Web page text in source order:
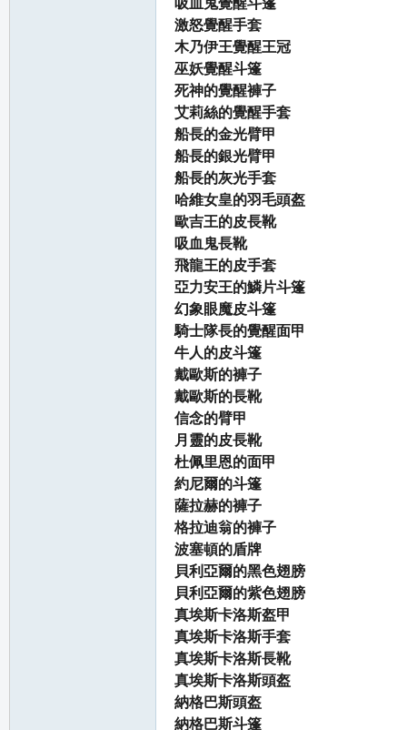
吸血鬼覺醒斗篷
激怒覺醒手套
木乃伊王覺醒王冠
巫妖覺醒斗篷
死神的覺醒褲子
艾莉絲的覺醒手套
船長的金光臂甲
船長的銀光臂甲
船長的灰光手套
哈維女皇的羽毛頭盔
歐吉王的皮長靴
吸血鬼長靴
飛龍王的皮手套
亞力安王的鱗片斗篷
幻象眼魔皮斗篷
騎士隊長的覺醒面甲
牛人的皮斗篷
戴歐斯的褲子
戴歐斯的長靴
信念的臂甲
月靈的皮長靴
杜佩里恩的面甲
約尼爾的斗篷
薩拉赫的褲子
格拉迪翁的褲子
波塞頓的盾牌
貝利亞爾的黑色翅膀
貝利亞爾的紫色翅膀
真埃斯卡洛斯盔甲
真埃斯卡洛斯手套
真埃斯卡洛斯長靴
真埃斯卡洛斯頭盔
納格巴斯頭盔
納格巴斯斗篷